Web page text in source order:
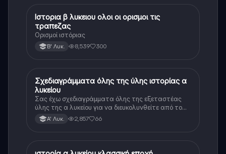
Ιστορία
Ιστορια β λυκειου ολοι οι ορισμοι τις
τραπεζας
Ορισμοί ιστόριας
Β' Λυκ. 8,539 300
Ιστορία
Σχεδιαγράμματα όλης της ύλης ιστορίας α
λυκείου
Σας έχω σχεδιαγράμματα όλης της εξεταστέας
ύλης της α λυκείου για να διευκολυνθείτε από το
τεράστιο βάρος του βιβλίου
Α' Λυκ. 2,857 66